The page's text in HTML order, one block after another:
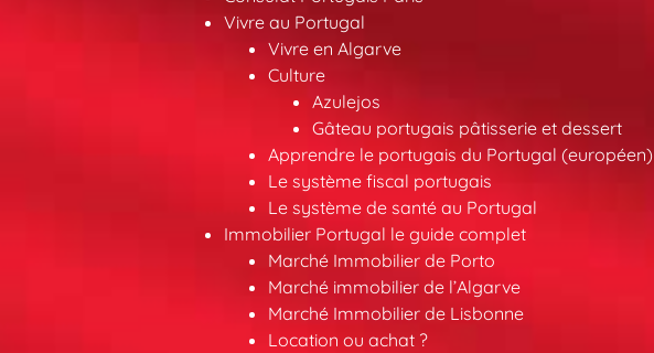
Vivre au Portugal
Vivre en Algarve
Culture
Azulejos
Gâteau portugais pâtisserie et dessert
Apprendre le portugais du Portugal (européen)
Le système fiscal portugais
Le système de santé au Portugal
Immobilier Portugal le guide complet
Marché Immobilier de Porto
Marché immobilier de l’Algarve
Marché Immobilier de Lisbonne
Location ou achat ?